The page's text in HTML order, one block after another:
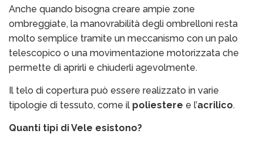
Anche quando bisogna creare ampie zone
ombreggiate, la manovrabilità degli ombrelloni resta
molto semplice tramite un meccanismo con un palo
telescopico o una movimentazione motorizzata che
permette di aprirli e chiuderli agevolmente.
Il telo di copertura può essere realizzato in varie
tipologie di tessuto, come il poliestere e l’acrilico.
Quanti tipi di Vele esistono?